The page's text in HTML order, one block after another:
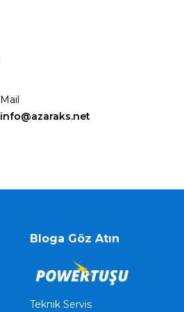
Mail
info@azaraks.net
Bloga Göz Atın
Teknik Servis